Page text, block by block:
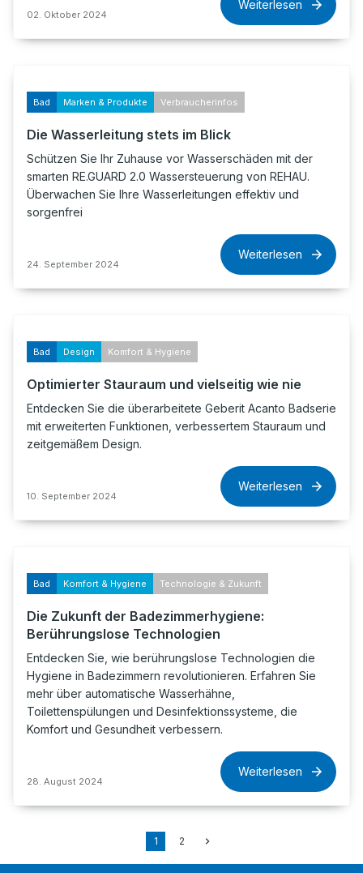
02. Oktober 2024
Weiterlesen
Bad Marken & Produkte Verbraucherinfos
Die Wasserleitung stets im Blick
Schützen Sie Ihr Zuhause vor Wasserschäden mit der
smarten RE.GUARD 2.0 Wassersteuerung von REHAU.
Überwachen Sie Ihre Wasserleitungen effektiv und
sorgenfrei
24. September 2024
Weiterlesen
Bad Design Komfort & Hygiene
Optimierter Stauraum und vielseitig wie nie
Entdecken Sie die überarbeitete Geberit Acanto Badserie
mit erweiterten Funktionen, verbessertem Stauraum und
zeitgemäßem Design.
10. September 2024
Weiterlesen
Bad Komfort & Hygiene Technologie & Zukunft
Die Zukunft der Badezimmerhygiene:
Berührungslose Technologien
Entdecken Sie, wie berührungslose Technologien die
Hygiene in Badezimmern revolutionieren. Erfahren Sie
mehr über automatische Wasserhähne,
Toilettenspülungen und Desinfektionssysteme, die
Komfort und Gesundheit verbessern.
28. August 2024
Weiterlesen
1 2